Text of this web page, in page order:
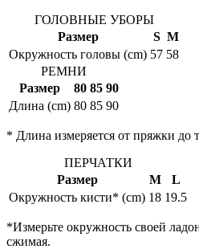
ГОЛОВНЫЕ УБОРЫ
Размер
S M
Окружность головы (cm) 57 58
РЕМНИ
Размер
80 85 90
Длина (cm) 80 85 90
* Длина измеряется от пряжки до
ПЕРЧАТКИ
Размер
M
L
Окружность кисти* (cm) 18 19.5
*Измерьте окружность своей
сжимая.